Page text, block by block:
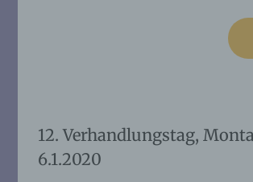
12. Verhandlungstag,
6.1.2020